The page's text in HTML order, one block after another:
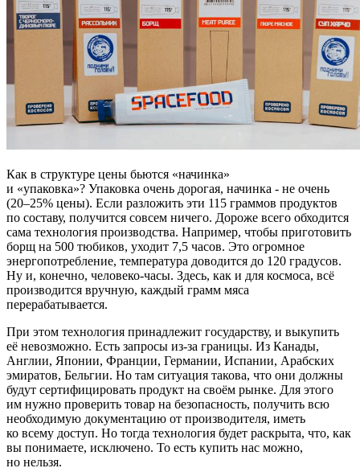
Как в структуре цены бьются «начинка»
и «упаковка»? Упаковка очень дорогая, начинка - не очень
(20–25% цены). Если разложить эти 115 граммов продуктов
по составу, получится совсем ничего. Дороже всего обходится
сама технология производства. Например, чтобы приготовить
борщ на 500 тюбиков, уходит 7,5 часов. Это огромное
энергопотребление, температура доводится до 120 градусов.
Ну и, конечно, человеко-часы. Здесь, как и для космоса, всё
производится вручную, каждый грамм мяса
перерабатывается.
При этом технология принадлежит государству, и выкупить
её невозможно. Есть запросы из-за границы. Из Канады,
Англии, Японии, Франции, Германии, Испании, Арабских
эмиратов, Бельгии. Но там ситуация такова, что они должны
будут сертифицировать продукт на своём рынке. Для этого
им нужно проверить товар на безопасность, получить всю
необходимую документацию от производителя, иметь
ко всему доступ. Но тогда технология будет раскрыта, что, как
вы понимаете, исключено. То есть купить нас можно,
но нельзя.